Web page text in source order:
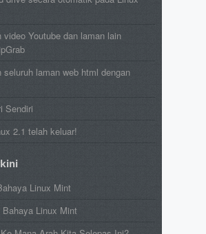
video Youtube dan laman lain
seluruh laman web html dengan
Sendiri
2.1 telah keluar!
Linux Mint
Bahaya Linux Mint